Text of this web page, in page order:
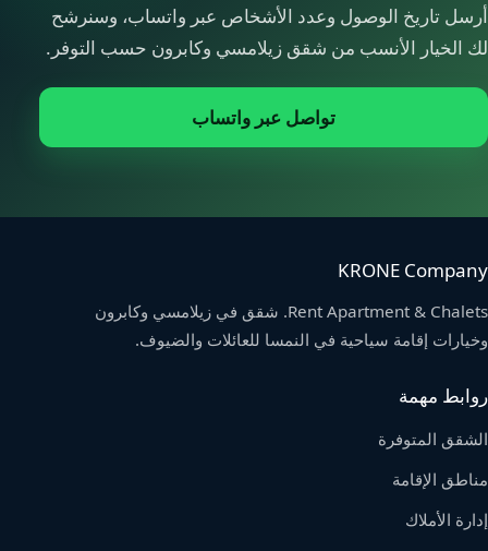
أرسل تاريخ الوصول وعدد الأشخاص عبر واتساب، وسنرشح
لك الخيار الأنسب من شقق زيلامسي وكابرون حسب التوفر.
تواصل عبر واتساب
KRONE Company
Rent Apartment & Chalets. شقق في زيلامسي وكابرون
وخيارات إقامة سياحية في النمسا للعائلات والضيوف.
روابط مهمة
الشقق المتوفرة
مناطق الإقامة
إدارة الأملاك